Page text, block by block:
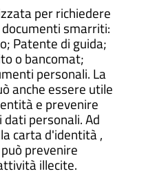
per richiedere
smarriti:
Patente di guida;
o bancomat;
personali. La
anche essere utile
e prevenire
personali. Ad
carta d'identità ,
prevenire
illecite.